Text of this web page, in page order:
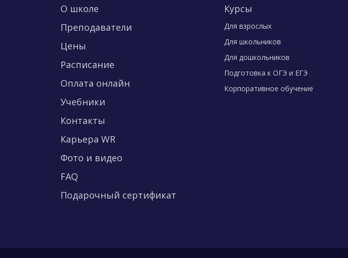
О школе
Преподаватели
Цены
Расписание
Оплата онлайн
Учебники
Контакты
Карьера WR
Фото и видео
FAQ
Подарочный сертификат
Курсы
Для взрослых
Для школьников
Для дошкольников
Подготовка к ОГЭ и ЕГЭ
Корпоративное обучение